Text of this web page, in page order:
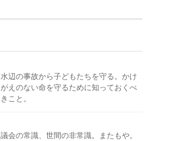
水辺の事故から子どもたちを守る。かけ
がえのない命を守るために知っておくべ
きこと。
議会の常識、世間の非常識。またもや。